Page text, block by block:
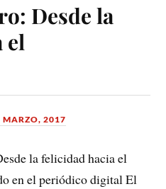
Desde la
el
MARZO, 2017
la felicidad hacia el
en el periódico digital El